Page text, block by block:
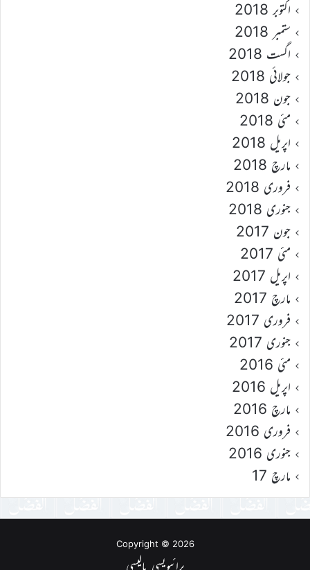
اکتوبر 2018
ستمبر 2018
اگست 2018
جولائی 2018
جون 2018
مئی 2018
اپریل 2018
مارچ 2018
فروری 2018
جنوری 2018
جون 2017
مئی 2017
اپریل 2017
مارچ 2017
فروری 2017
جنوری 2017
مئی 2016
اپریل 2016
مارچ 2016
فروری 2016
جنوری 2016
مارچ 17
Copyright © 2026
پرائیویسی پالیسی